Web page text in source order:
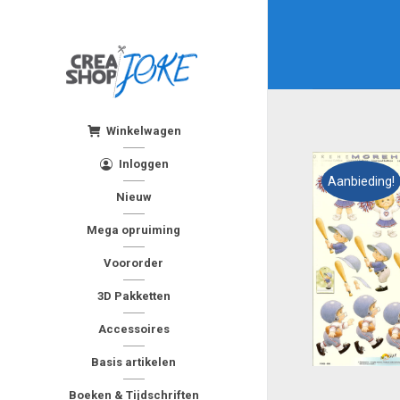
Winkelwagen
Inloggen
Nieuw
Mega opruiming
Voororder
3D Pakketten
Accessoires
Basis artikelen
Boeken & Tijdschriften
Aanbieding!